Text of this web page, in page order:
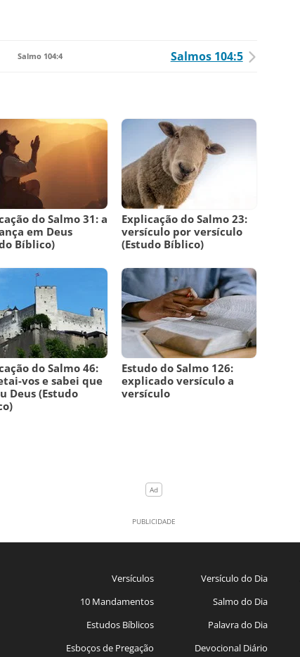
Salmo 104:4 Salmos 104:5
do Salmo 31: a
em Deus
Bíblico)
Explicação do Salmo 23:
versículo por versículo
(Estudo Bíblico)
do Salmo 46:
vos e sabei que
Deus (Estudo
Estudo do Salmo 126:
explicado versículo a
versículo
Versículos
10 Mandamentos
Estudos Bíblicos
Esboços de Pregação
Versículo do Dia
Salmo do Dia
Palavra do Dia
Devocional Diário